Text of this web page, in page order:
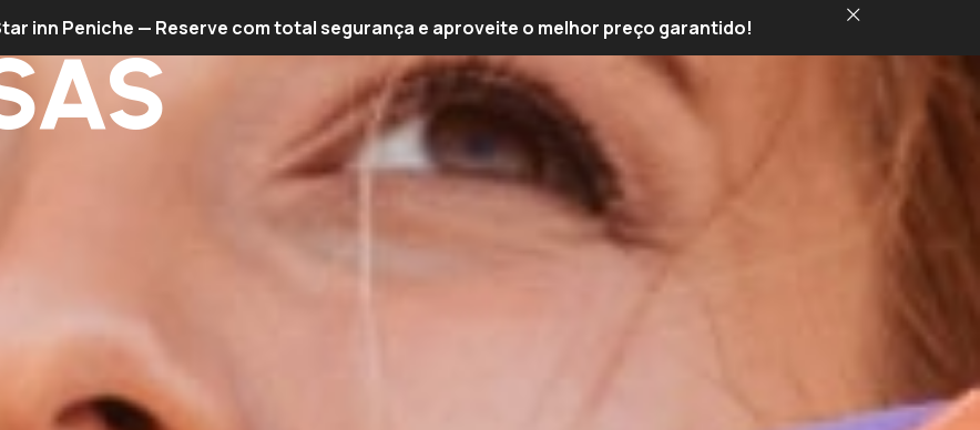
inn Peniche — Reserve com total segurança e aproveite o melhor preço garantido!